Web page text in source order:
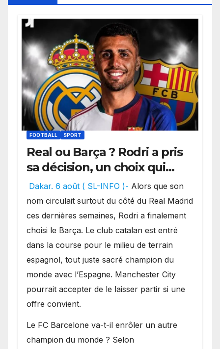
FOOTBALL SPORT
Real ou Barça ? Rodri a pris
sa décision, un choix qui
pourrait faire grand bruit
sur le marché des
transferts.
Dakar. 6 août ( SL-INFO )- Alors que son
nom circulait surtout du côté du Real Madrid
ces dernières semaines, Rodri a finalement
choisi le Barça. Le club catalan est entré
dans la course pour le milieu de terrain
espagnol, tout juste sacré champion du
monde avec l’Espagne. Manchester City
pourrait accepter de le laisser partir si une
offre convient.
​Le FC Barcelone va-t-il enrôler un autre
champion du monde ? Selon